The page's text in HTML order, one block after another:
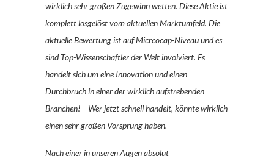
wirklich sehr großen Zugewinn wetten. Diese Aktie ist
komplett losgelöst vom aktuellen Marktumfeld. Die
aktuelle Bewertung ist auf Micrcocap-Niveau und es
sind Top-Wissenschaftler der Welt involviert. Es
handelt sich um eine Innovation und einen
Durchbruch in einer der wirklich aufstrebenden
Branchen! – Wer jetzt schnell handelt, könnte wirklich
einen sehr großen Vorsprung haben.
Nach einer in unseren Augen absolut